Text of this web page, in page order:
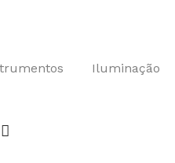
Iluminação